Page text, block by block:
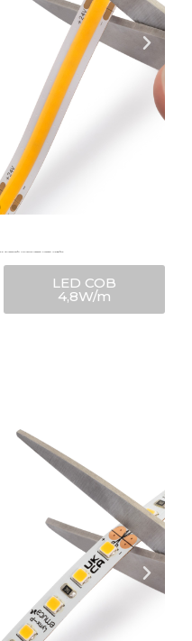
si utilizzano profili in alluminio incassati o montati in superficie.
LED COB
4,8W/m